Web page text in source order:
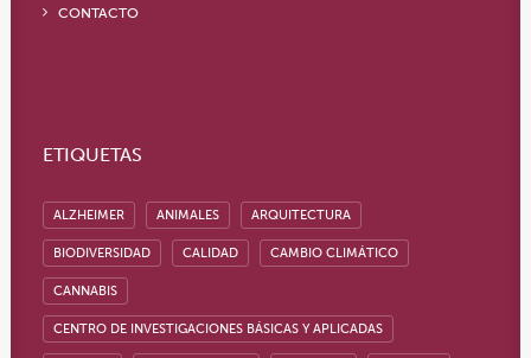
CONTACTO
ETIQUETAS
ALZHEIMER ANIMALES ARQUITECTURA
BIODIVERSIDAD CALIDAD CAMBIO CLIMÁTICO
CANNABIS
CENTRO DE INVESTIGACIONES BÁSICAS Y APLICADAS